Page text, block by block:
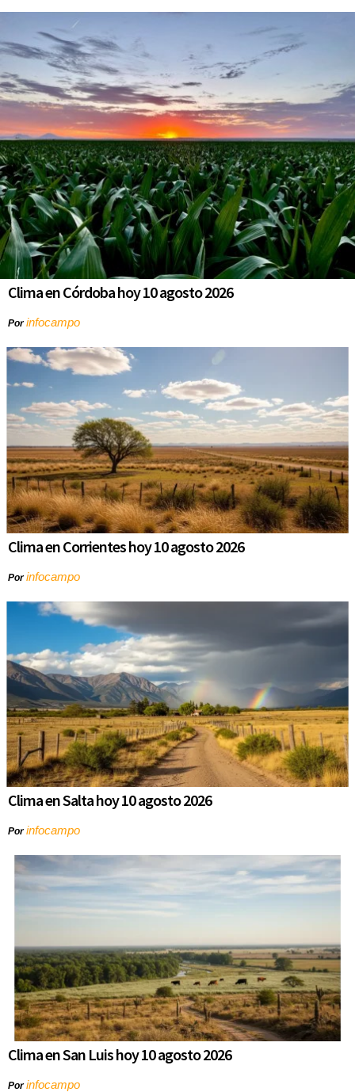
Clima en Córdoba hoy 10 agosto 2026
Porinfocampo
Clima en Corrientes hoy 10 agosto 2026
Porinfocampo
Clima en Salta hoy 10 agosto 2026
Porinfocampo
Clima en San Luis hoy 10 agosto 2026
Porinfocampo